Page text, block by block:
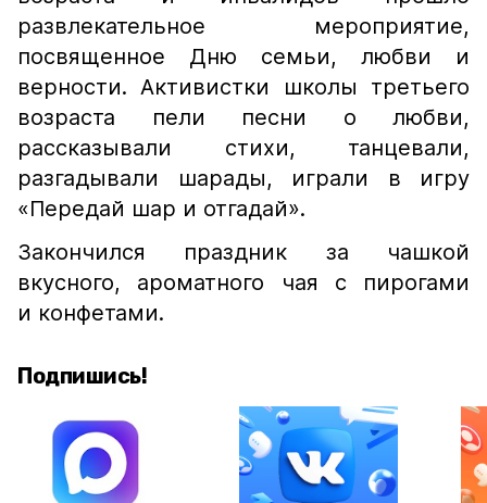
развлекательное мероприятие,
посвященное Дню семьи, любви и
верности. Активистки школы третьего
возраста пели песни о любви,
рассказывали стихи, танцевали,
разгадывали шарады, играли в игру
«Передай шар и отгадай».
Закончился праздник за чашкой
вкусного, ароматного чая с пирогами
и конфетами.
Подпишись!